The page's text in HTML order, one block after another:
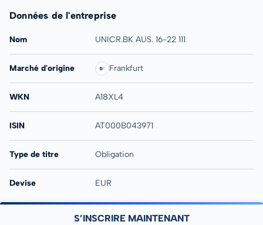
Données de l'entreprise
Nom UNICR.BK AUS. 16-22 111
Marché d'origine Frankfurt
WKN A18XL4
ISIN AT000B043971
Type de titre Obligation
Devise EUR
S’INSCRIRE MAINTENANT